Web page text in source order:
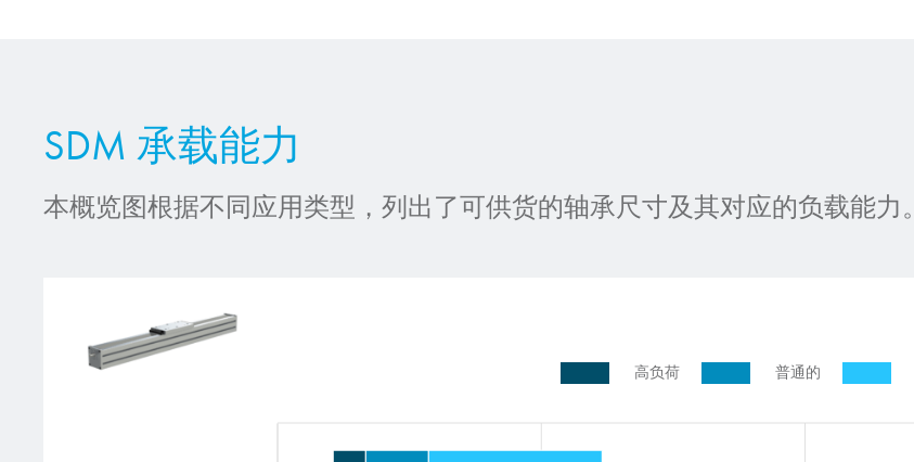
SDM 承载能力
本概览图根据不同应用类型，列出了可供货的轴承尺寸及其对应的负载能力。
高负荷 普通的